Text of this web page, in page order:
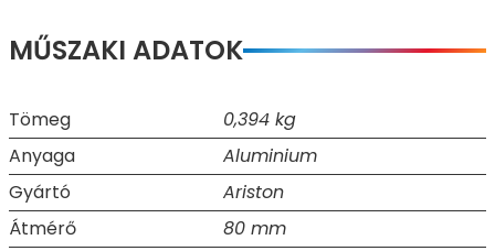
MŰSZAKI ADATOK
Tömeg
0,394 kg
Anyaga
Aluminium
Gyártó
Ariston
Átmérő
80 mm